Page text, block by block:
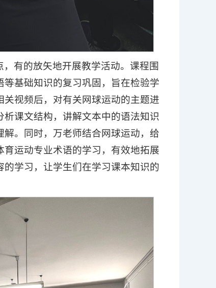
有的放矢地开展教学活动。课程围
基础知识的复习巩固，旨在检验学
视频后，对有关网球运动的主题进
课文结构，讲解文本中的语法知识
。同时，万老师结合网球运动，给
运动专业术语的学习，有效地拓展
学习，让学生们在学习课本知识的